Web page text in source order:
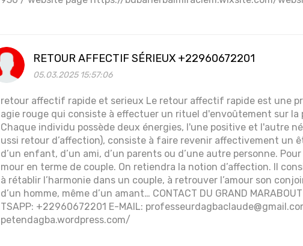
RETOUR AFFECTIF SÉRIEUX +22960672201
05.03.2025 15:57:06
retour affectif rapide et serieux Le retour affectif rapide est une
agie rouge qui consiste à effectuer un rituel d'envoûtement sur la
Chaque individu possède deux énergies, l'une positive et l'autre
ussi retour d’affection), consiste à faire revenir affectivement un
d’un enfant, d’un ami, d’un parents ou d’une autre personne.
mour en terme de couple. On retiendra la notion d’affection. Il
à rétablir l’harmonie dans un couple, à retrouver l’amour son
d’un homme, même d’un amant… CONTACT DU GRAND
TSAPP: +22960672201 E-MAIL:
petendagba.wordpress.com/